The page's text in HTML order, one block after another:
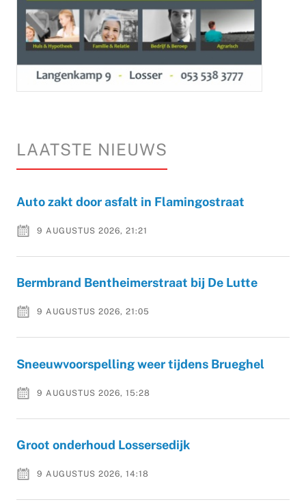
LAATSTE NIEUWS
Auto zakt door asfalt in Flamingostraat
9 AUGUSTUS 2026, 21:21
Bermbrand Bentheimerstraat bij De Lutte
9 AUGUSTUS 2026, 21:05
Sneeuwvoorspelling weer tijdens Brueghel
9 AUGUSTUS 2026, 15:28
Groot onderhoud Lossersedijk
9 AUGUSTUS 2026, 14:18